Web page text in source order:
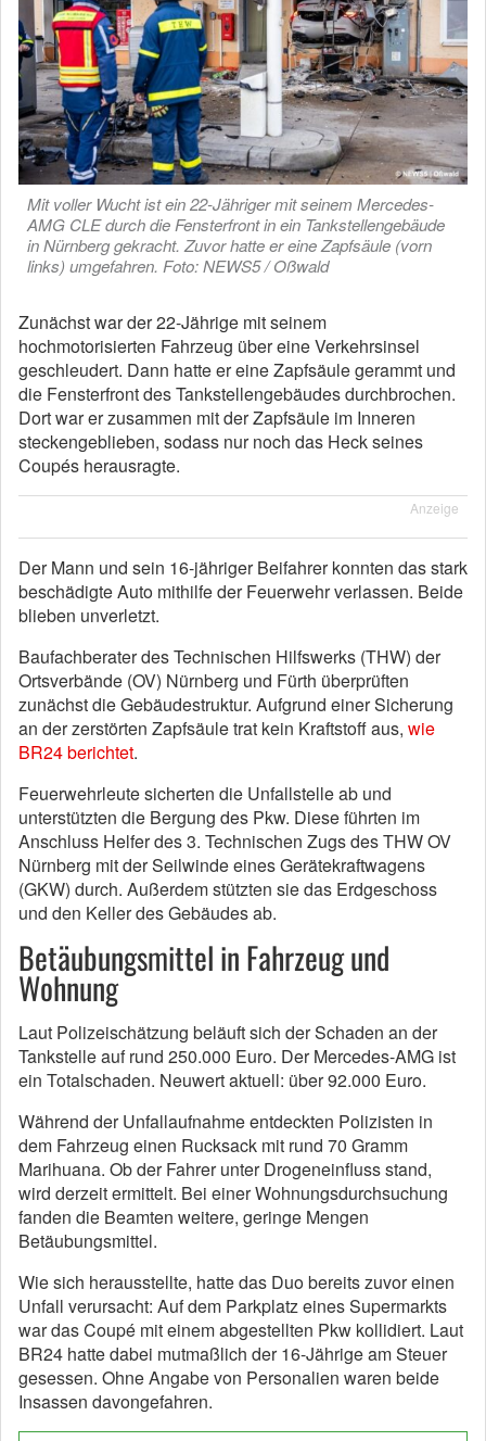
Mit voller Wucht ist ein 22-Jähriger mit seinem Mercedes-
AMG CLE durch die Fensterfront in ein Tankstellengebäude
in Nürnberg gekracht. Zuvor hatte er eine Zapfsäule (vorn
links) umgefahren. Foto: NEWS5 / Oßwald
Zunächst war der 22-Jährige mit seinem
hochmotorisierten Fahrzeug über eine Verkehrsinsel
geschleudert. Dann hatte er eine Zapfsäule gerammt und
die Fensterfront des Tankstellengebäudes durchbrochen.
Dort war er zusammen mit der Zapfsäule im Inneren
steckengeblieben, sodass nur noch das Heck seines
Coupés herausragte.
Anzeige
Der Mann und sein 16-jähriger Beifahrer konnten das stark
beschädigte Auto mithilfe der Feuerwehr verlassen. Beide
blieben unverletzt.
Baufachberater des Technischen Hilfswerks (THW) der
Ortsverbände (OV) Nürnberg und Fürth überprüften
zunächst die Gebäudestruktur. Aufgrund einer Sicherung
an der zerstörten Zapfsäule trat kein Kraftstoff aus, wie
BR24 berichtet.
Feuerwehrleute sicherten die Unfallstelle ab und
unterstützten die Bergung des Pkw. Diese führten im
Anschluss Helfer des 3. Technischen Zugs des THW OV
Nürnberg mit der Seilwinde eines Gerätekraftwagens
(GKW) durch. Außerdem stützten sie das Erdgeschoss
und den Keller des Gebäudes ab.
Betäubungsmittel in Fahrzeug und
Wohnung
Laut Polizeischätzung beläuft sich der Schaden an der
Tankstelle auf rund 250.000 Euro. Der Mercedes-AMG ist
ein Totalschaden. Neuwert aktuell: über 92.000 Euro.
Während der Unfallaufnahme entdeckten Polizisten in
dem Fahrzeug einen Rucksack mit rund 70 Gramm
Marihuana. Ob der Fahrer unter Drogeneinfluss stand,
wird derzeit ermittelt. Bei einer Wohnungsdurchsuchung
fanden die Beamten weitere, geringe Mengen
Betäubungsmittel.
Wie sich herausstellte, hatte das Duo bereits zuvor einen
Unfall verursacht: Auf dem Parkplatz eines Supermarkts
war das Coupé mit einem abgestellten Pkw kollidiert. Laut
BR24 hatte dabei mutmaßlich der 16-Jährige am Steuer
gesessen. Ohne Angabe von Personalien waren beide
Insassen davongefahren.